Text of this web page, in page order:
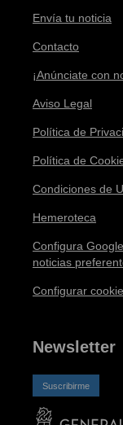
Envía tu noticia
Contacto
¡Anúnciate con
Aviso Legal
Política de
Política de
Condiciones de
Hemeroteca
Configura
noticias
Configurar
Newsletter
Suscribirme